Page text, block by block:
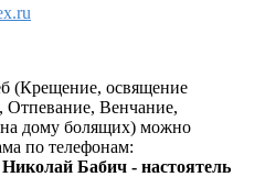
(Крещение, освящение
Венчание,
дому болящих) можно
по телефонам:
Бабич - настоятель